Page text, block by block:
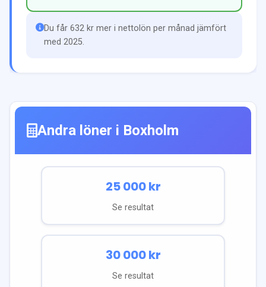
Du får 632 kr mer i nettolön per månad jämfört
med 2025.
Andra löner i Boxholm
25 000kr
Se resultat
30 000kr
Se resultat